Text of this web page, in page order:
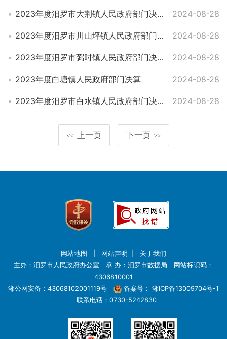
2023年度汨罗市大荆镇人民政府部门决算 2024-08-28
2023年度汨罗市川山坪镇人民政府部门决算 2024-08-28
2023年度汨罗市弼时镇人民政府部门决算 2024-08-28
2023年度白塘镇人民政府部门决算 2024-08-28
2023年度汨罗市白水镇人民政府部门决算 2024-08-28
<< 上一页 下一页 >>
网站地图 网站声明
关于我们
主办：汨罗市人民政府办公室 承 办：汨罗市数据局 网站标识码：
4306810001
湘公网安备：43068102001119号
备案号： 湘ICP备13009704号-1
联系电话：0730-5242830